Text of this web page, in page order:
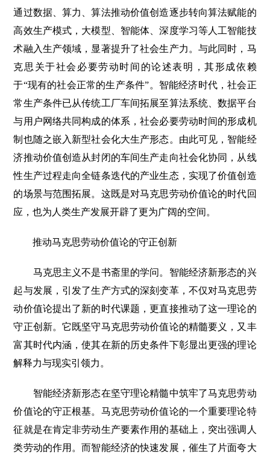
通过数据、算力、算法推动价值创造逐步转向算法赋能的
高效生产模式，大模型、智能体、深度学习等人工智能技
术融入生产领域，显著提升了社会生产力。与此同时，马
克思关于社会必要劳动时间的论述表明，其形成依赖
于“现有的社会正常的生产条件”。智能经济时代，社会正
常生产条件已从传统工厂车间拓展至算法系统、数据平台
与用户网络共同构成的体系，社会必要劳动时间的形成机
制也随之嵌入新型社会化大生产形态。由此可见，智能经
济推动价值创造从封闭的车间生产走向社会化协同，从线
性生产过程走向全链条迭代的产业生态，实现了价值创造
的场景与范围拓展。这既是对马克思劳动价值论的时代回
应，也为人类生产发展开辟了更为广阔的空间。
推动马克思劳动价值论的守正创新
马克思主义不是书斋里的学问。智能经济新形态的兴
起与发展，引发了生产方式的深刻变革，不仅对马克思劳
动价值论提出了新的时代课题，更直接推动了这一理论的
守正创新。它既坚守马克思劳动价值论的精髓要义，又丰
富其时代内涵，使其在新的历史条件下彰显出更强的理论
解释力与现实引领力。
智能经济新形态在坚守理论精髓中筑牢了马克思劳动
价值论的守正根基。马克思劳动价值论的一个重要理论特
征就是在肯定非劳动生产要素作用的基础上，突出强调人
类劳动的作用。而智能经济的快速发展，催生了片面夸大